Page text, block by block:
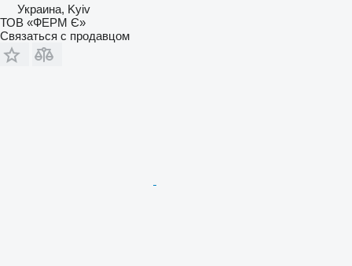
Украина, Kyiv
ТОВ «ФЕРМ Є»
Связаться с продавцом